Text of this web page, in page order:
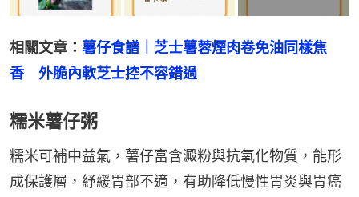
相關文章： 薯仔食譜｜芝士薯蓉煙肉卷免油同樣焦
香　外脆內軟芝士控不容錯過
糯米薯仔粥
糯米可補中益氣，薯仔富含澱粉與抗氧化物質，能形
成保護層，紓緩胃部不適，有助降低慢性胃炎與胃癌